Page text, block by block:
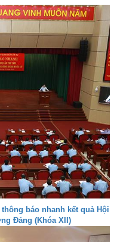
báo nhanh kết quả Hội
Đảng (Khóa XII)